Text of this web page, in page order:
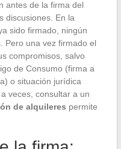
antes de la firma del
discusiones. En la
sido firmado, ningún
Pero una vez firmado el
compromisos, salvo
de Consumo (firma a
o situación jurídica
veces, consultar a un
de alquileres permite